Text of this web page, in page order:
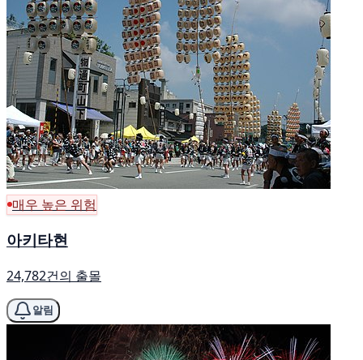
매우 높은 위험
아키타현
24,782건의 출몰
알림